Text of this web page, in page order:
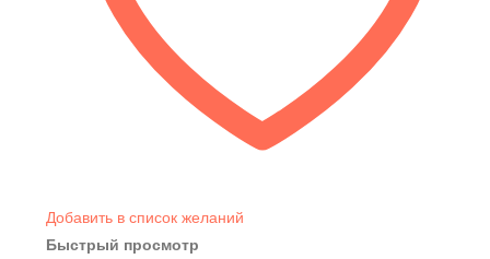
Добавить в список желаний
Быстрый просмотр